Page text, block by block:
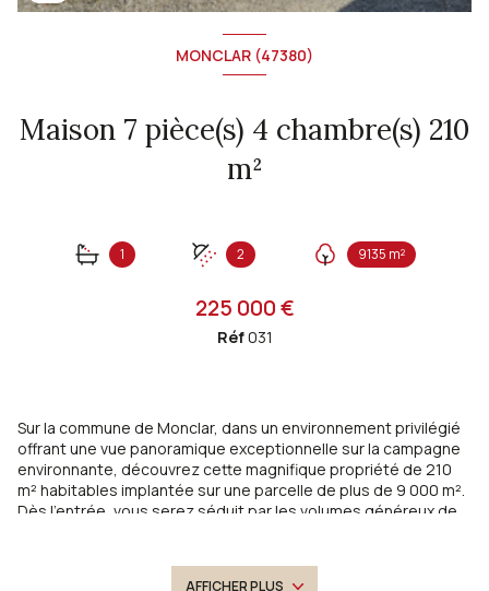
MONCLAR (47380)
Maison 7 pièce(s) 4 chambre(s) 210
m²
1 2 9135 m²
225 000 €
Réf031
Sur la commune de Monclar, dans un environnement privilégié
offrant une vue panoramique exceptionnelle sur la campagne
environnante, découvrez cette magnifique propriété de 210
m² habitables implantée sur une parcelle de plus de 9 000 m².
Dès l'entrée, vous serez séduit par les volumes généreux de
AFFICHER PLUS